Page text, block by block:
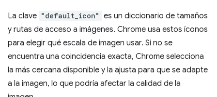
La clave "default_icon" es un diccionario de tamaños
y rutas de acceso a imágenes. Chrome usa estos íconos
para elegir qué escala de imagen usar. Si no se
encuentra una coincidencia exacta, Chrome selecciona
la más cercana disponible y la ajusta para que se adapte
a la imagen, lo que podría afectar la calidad de la